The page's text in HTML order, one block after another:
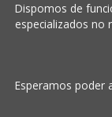
Dispomos de
especializados no
Esperamos poder